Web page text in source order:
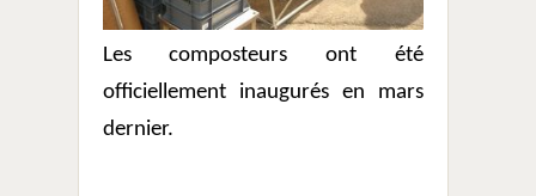
Les composteurs ont été
officiellement inaugurés en mars
dernier.